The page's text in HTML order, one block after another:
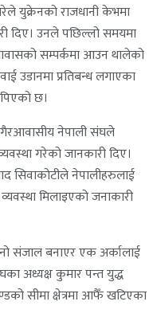
युक्रेनको राजधानी केभमा
दिए। उनले पछिल्लो समयमा
सम्पर्कमा आउन थालेको
उडानमा प्रतिबन्ध लगाएका
छ।
नेपाली संघले
गरेको जानकारी दिए।
सिवाकोटीले नेपालीहरुलाई
मिलाइएको जनाकारी
संजाल बनाएर एक अर्कालाई
अध्यक्ष कुमार पन्त युद्ध
सीमा क्षेत्रमा आफैँ खटिएका